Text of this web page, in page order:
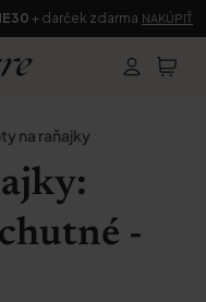
+ darček zdarma NAKÚPIŤ
na raňajky
-